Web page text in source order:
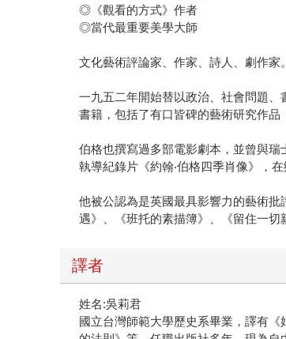
◎《觀看的方式》作者
◎當代最重要美學大師
文化藝術評論家、作家、詩人、劇作家
一九五二年開始替以政治、社會問題
書籍，包括了有口皆碑的藝術研究作品
伯格也撰寫過多部電影劇本，並曾與瑞
執導紀錄片《約翰‧伯格四季肖像》，
他被公認為是英國最具影響力的藝術
遇》、《班托的素描簿》、《留住一切
譯者
姓名:吳莉君
國立台灣師範大學歷史系畢業，譯有